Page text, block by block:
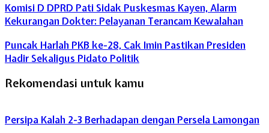
Komisi D DPRD Pati Sidak Puskesmas Kayen, Alarm
Kekurangan Dokter: Pelayanan Terancam Kewalahan
Puncak Harlah PKB ke-28, Cak Imin Pastikan Presiden
Hadir Sekaligus Pidato Politik
Rekomendasi untuk kamu
Persipa Kalah 2-3 Berhadapan dengan Persela Lamongan